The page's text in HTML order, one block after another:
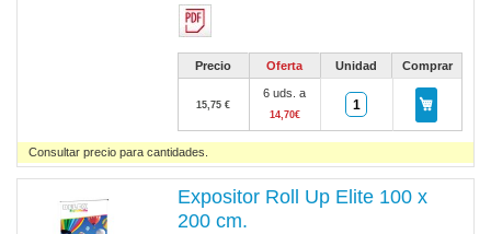
Precio Oferta Unidad Comprar
15,75 €
6 uds. a
14,70€
Consultar precio para cantidades.
Expositor Roll Up Elite 100 x
200 cm.